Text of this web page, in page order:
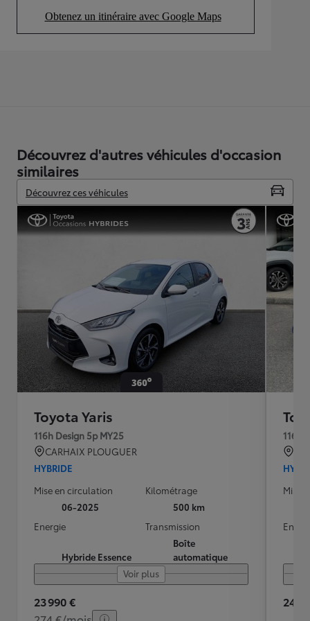
Obtenez un itinéraire avec Google Maps
(Opens in new tab)
Découvrez d'autres véhicules d'occasion
similaires
Découvrez ces véhicules
Toyota Yaris
116h Design 5p MY25
CARHAIX PLOUGUER
HYBRIDE
Mise en circulation
06-2025
Kilométrage
500 km
Energie
Hybride Essence
Transmission
Boîte
automatique
Voir plus
23 990 €
116h
Mise
24